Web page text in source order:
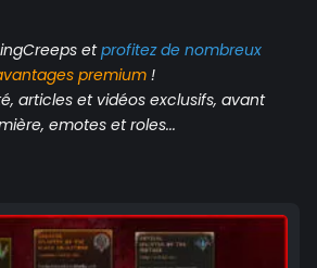
etprofitez de nombreux
premium!
articles et vidéos exclusifs, avant
emotes et roles...